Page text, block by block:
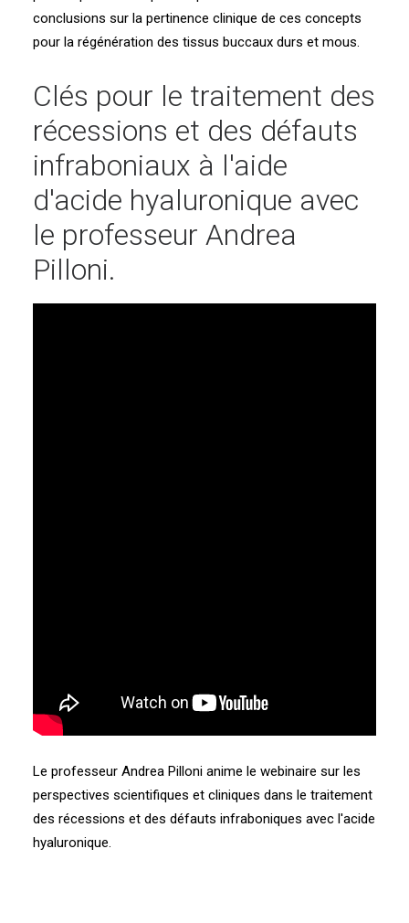
conclusions sur la pertinence clinique de ces concepts
pour la régénération des tissus buccaux durs et mous.
Clés pour le traitement des
récessions et des défauts
infraboniaux à l'aide
d'acide hyaluronique avec
le professeur Andrea
Pilloni.
Le professeur Andrea Pilloni anime le webinaire sur les
perspectives scientifiques et cliniques dans le traitement
des récessions et des défauts infraboniques avec l'acide
hyaluronique.